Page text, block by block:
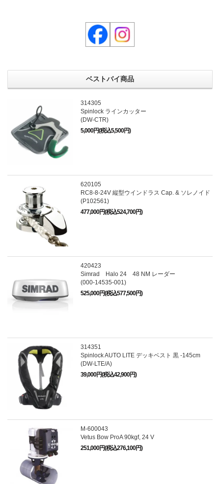
ベストバイ商品
314305
Spinlock ラインカッター
(DW-CTR)
5,000円(税込5,500円)
620105
RC8-8-24V 縦型ウインドラス Cap. & ソレノイド
(P102561)
477,000円(税込524,700円)
420423
Simrad Halo 24 48 NM レーダー
(000-14535-001)
525,000円(税込577,500円)
314351
Spinlock AUTO LITE デッキベスト 黒 -145cm
(DW-LTE/A)
39,000円(税込42,900円)
M-600043
Vetus Bow ProA 90kgf, 24 V
251,000円(税込276,100円)